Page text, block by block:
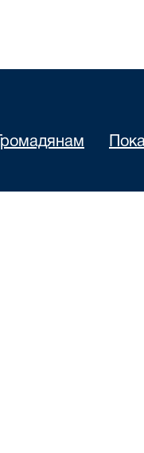
Громадянам